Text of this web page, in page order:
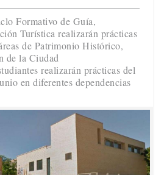
Formativo de Guía,
Turística realizarán prácticas
de Patrimonio Histórico,
de la Ciudad
realizarán prácticas del
en diferentes dependencias